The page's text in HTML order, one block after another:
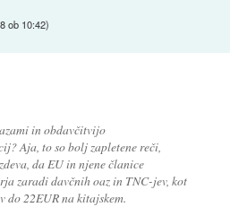
ob 10:42)
in obdavčitvijo
Aja, to so bolj zapletene reči,
da EU in njene članice
zaradi davčnih oaz in TNC-jev, kot
do 22EUR na kitajskem.